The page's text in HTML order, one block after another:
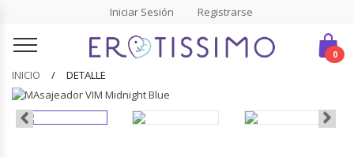
Iniciar Sesión Registrarse
0
INICIO DETALLE